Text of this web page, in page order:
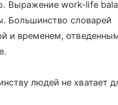
Выражение work-life
Большинство словарей
и временем,
людей не хватает